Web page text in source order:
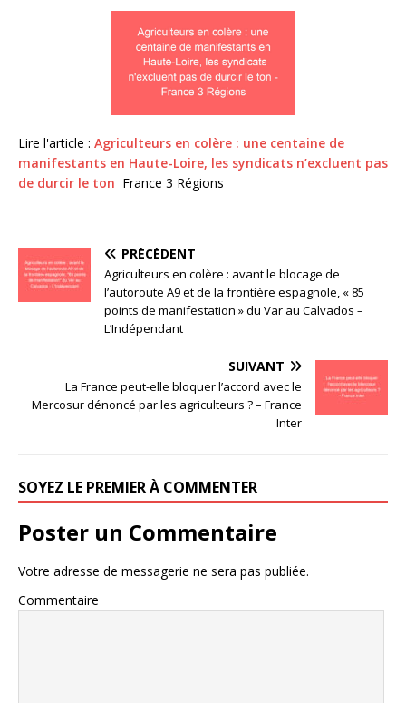
Lire l'article : Agriculteurs en colère : une centaine de
manifestants en Haute-Loire, les syndicats n’excluent pas
de durcir le ton France 3 Régions
PRÉCÉDENT
Agriculteurs en colère : avant le blocage de
l’autoroute A9 et de la frontière espagnole, « 85
points de manifestation » du Var au Calvados –
L’Indépendant
SUIVANT
La France peut-elle bloquer l’accord avec le
Mercosur dénoncé par les agriculteurs ? – France
Inter
SOYEZ LE PREMIER À COMMENTER
Poster un Commentaire
Votre adresse de messagerie ne sera pas publiée.
Commentaire